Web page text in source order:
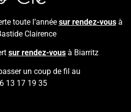
toute l’année sur rendez-vousà
Clairence
sur rendez-vous à Biarritz
un coup de fil au
13 17 19 35